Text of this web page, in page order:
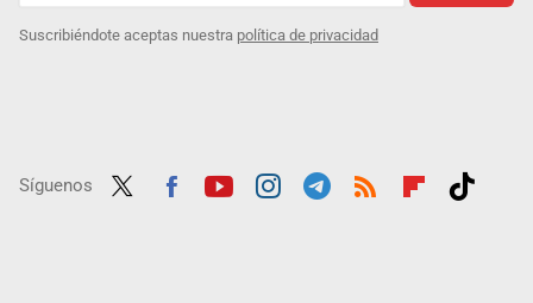
Suscribiéndote aceptas nuestra política de privacidad
Síguenos